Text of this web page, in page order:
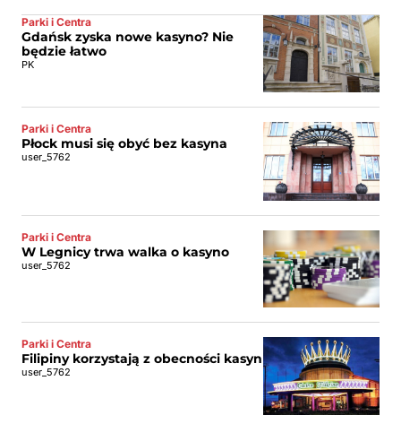
Parki i Centra
Gdańsk zyska nowe kasyno? Nie
będzie łatwo
PK
Parki i Centra
Płock musi się obyć bez kasyna
user_5762
Parki i Centra
W Legnicy trwa walka o kasyno
user_5762
Parki i Centra
Filipiny korzystają z obecności kasyn
user_5762